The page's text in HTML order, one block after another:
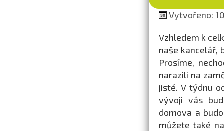
Vytvořeno:
Vzhledem k
naše kancelář,
Prosíme,
narazili na
jisté. V týdnu
vývoji vás
domova a
můžete také